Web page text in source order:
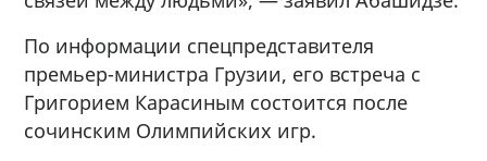
По информации спецпредставителя
премьер-министра Грузии, его встреча с
Григорием Карасиным состоится после
сочинским Олимпийских игр.